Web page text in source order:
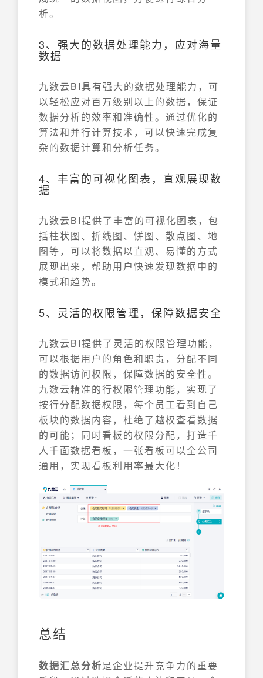
析。
3、强大的数据处理能力，应对海量
数据
九数云BI具有强大的数据处理能力，可
以轻松应对百万级别以上的数据，保证
数据分析的效率和准确性。通过优化的
算法和并行计算技术，可以快速完成复
杂的数据计算和分析任务。
4、丰富的可视化图表，直观展现数
据
九数云BI提供了丰富的可视化图表，包
括柱状图、折线图、饼图、散点图、地
图等，可以将数据以直观、易懂的方式
展现出来，帮助用户快速发现数据中的
模式和趋势。
5、灵活的权限管理，保障数据安全
九数云BI提供了灵活的权限管理功能，
可以根据用户的角色和职责，分配不同
的数据访问权限，保障数据的安全性。
九数云精准的行权限管理功能，实现了
按行分配数据权限，每个员工看到自己
板块的数据内容，杜绝了越权查看数据
的可能；同时看板的权限分配，打造千
人千面数据看板，一张看板可以全公司
通用，实现看板利用率最大化！
总结
数据汇总分析是企业提升竞争力的重要